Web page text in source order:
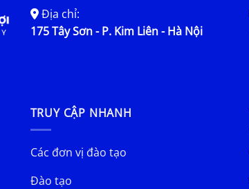
Địa chỉ:
175 Tây Sơn - P. Kim Liên - Hà Nội
TRUY CẬP NHANH
Các đơn vị đào tạo
Đào tạo